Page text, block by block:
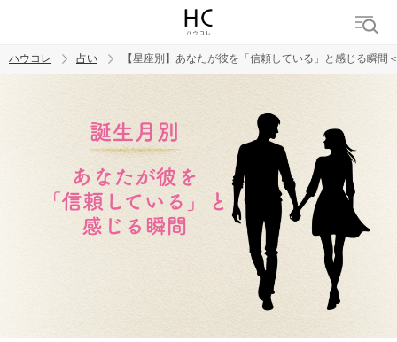
トレンド ワード
ハウコレ 占い 【星座別】あなたが彼を「信頼している」と感じる瞬間